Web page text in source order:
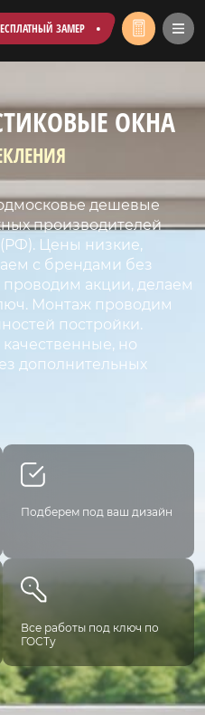
ЗАМЕР
ОКНА
дешевые
производителей
Цены низкие,
с брендами без
акции, делаем
Монтаж проводим
постройки.
но
дополнительных
Подберем под ваш дизайн
Все работы под ключ по
ГОСТу